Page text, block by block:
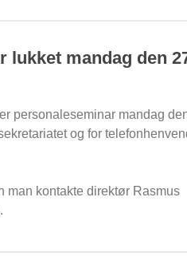
lukket mandag den
personaleseminar mandag
og for
man kontakte direktør Rasmus